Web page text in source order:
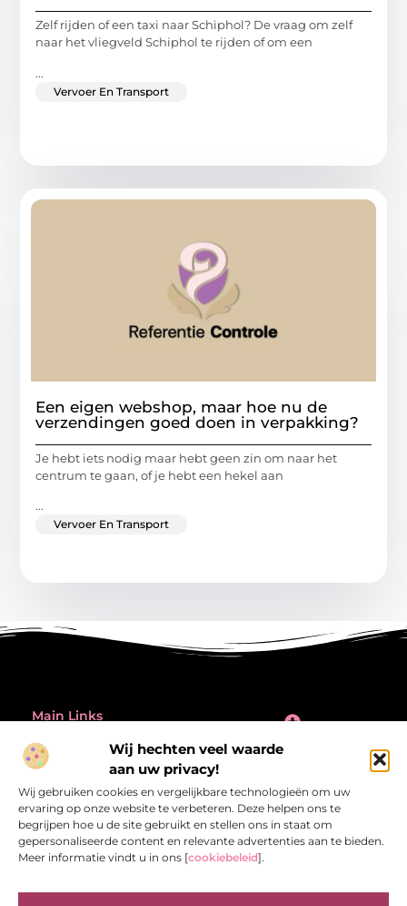
Wij hechten veel waarde
aan uw privacy!
Wij gebruiken cookies en vergelijkbare technologieën om uw
ervaring op onze website te verbeteren. Deze helpen ons te
begrijpen hoe u de site gebruikt en stellen ons in staat om
gepersonaliseerde content en relevante advertenties aan te bieden.
Meer informatie vindt u in ons [cookiebeleid].
Zelf rijden of een taxi naar Schiphol? De vraag om zelf
naar het vliegveld Schiphol te rijden of om een
...
Vervoer En Transport
Een eigen webshop, maar hoe nu de
verzendingen goed doen in verpakking?
Je hebt iets nodig maar hebt geen zin om naar het
centrum te gaan, of je hebt een hekel aan
...
Vervoer En Transport
Main Links
@2025 All Right Reserved.
www.referentiecontrole.nl
Bericht categorie